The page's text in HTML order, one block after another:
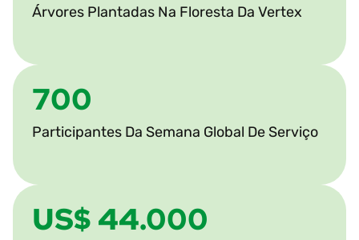
Árvores Plantadas Na Floresta Da Vertex
700
Participantes Da Semana Global De Serviço
US$ 44.000